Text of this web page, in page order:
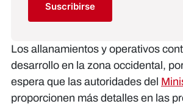
Suscribirse
Los allanamientos y operativos
desarrollo en la zona occidental,
espera que las autoridades del
proporcionen más detalles en las